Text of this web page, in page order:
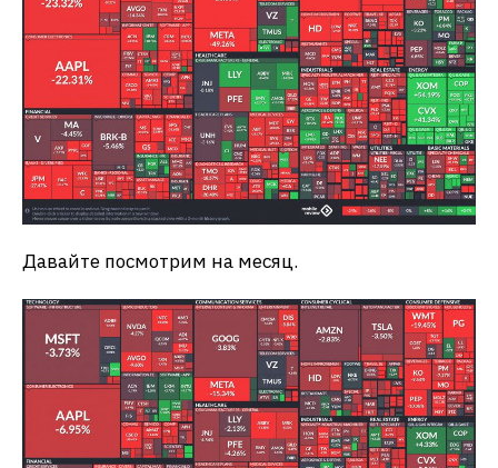
Давайте посмотрим на месяц.